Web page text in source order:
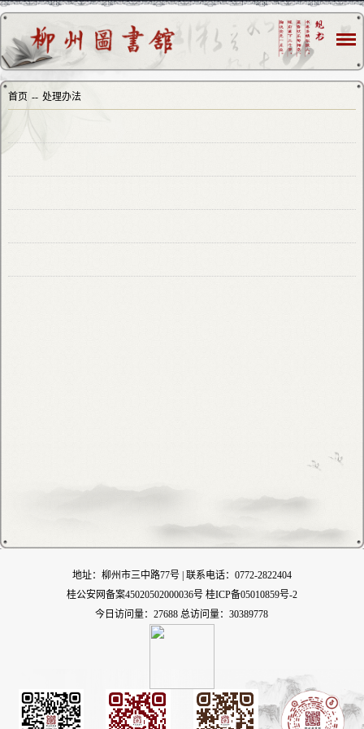
首页 -- 处理办法
地址：柳州市三中路77号 | 联系电话：0772-2822404
桂公安网备案45020502000036号 桂ICP备05010859号-2
今日访问量：27688 总访问量：30389778